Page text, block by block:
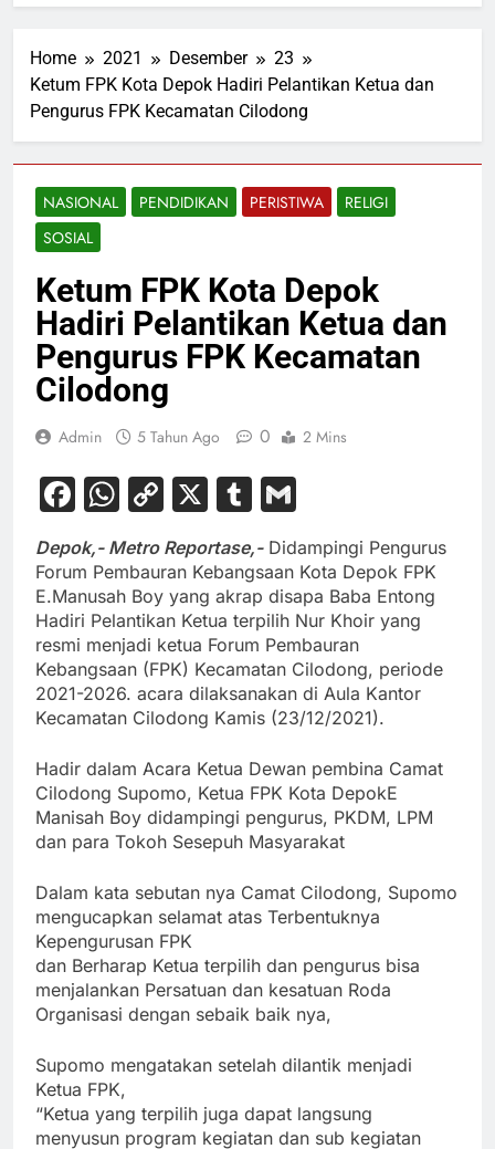
Home 2021 Desember
23
Ketum FPK Kota Depok Hadiri Pelantikan Ketua dan
Pengurus FPK Kecamatan Cilodong
NASIONAL PENDIDIKAN PERISTIWA
RELIGI
SOSIAL
Ketum FPK Kota Depok
Hadiri Pelantikan Ketua dan
Pengurus FPK Kecamatan
Cilodong
Admin 5 Tahun Ago 0 2 Mins
Facebook
WhatsApp
Copy
Link
X Tumblr
Depok,- Metro Reportase,-Didampingi Pengurus
Forum Pembauran Kebangsaan Kota Depok FPK
E.Manusah Boy yang akrap disapa Baba Entong
Hadiri Pelantikan Ketua terpilih Nur Khoir yang
resmi menjadi ketua Forum Pembauran
Kebangsaan (FPK) Kecamatan Cilodong, periode
2021-2026. acara dilaksanakan di Aula Kantor
Kecamatan Cilodong Kamis (23/12/2021).
Hadir dalam Acara Ketua Dewan pembina Camat
Cilodong Supomo, Ketua FPK Kota DepokE
Manisah Boy didampingi pengurus, PKDM, LPM
dan para Tokoh Sesepuh Masyarakat
Dalam kata sebutan nya Camat Cilodong, Supomo
mengucapkan selamat atas Terbentuknya
Kepengurusan FPK
dan Berharap Ketua terpilih dan pengurus bisa
menjalankan Persatuan dan kesatuan Roda
Organisasi dengan sebaik baik nya,
Supomo mengatakan setelah dilantik menjadi
Ketua FPK,
“Ketua yang terpilih juga dapat langsung
menyusun program kegiatan dan sub kegiatan